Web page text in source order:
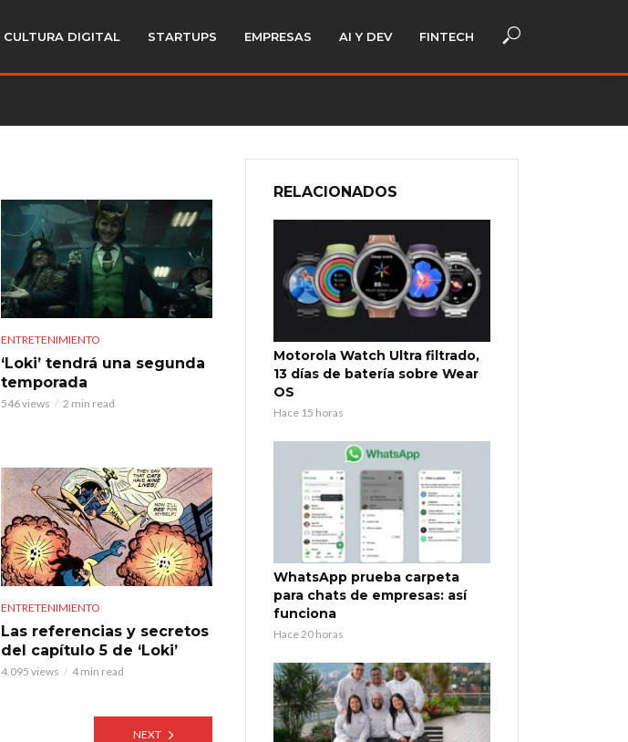
CULTURA DIGITAL STARTUPS EMPRESAS AI Y DEV FINTECH
ENTRETENIMIENTO
‘Loki’ tendrá una segunda
temporada
546 views 2 min read
ENTRETENIMIENTO
Las referencias y secretos
del capítulo 5 de ‘Loki’
4.095 views 4 min read
NEXT
RELACIONADOS
Motorola Watch Ultra filtrado,
13 días de batería sobre Wear
OS
Hace 15 horas
WhatsApp prueba carpeta
para chats de empresas: así
funciona
Hace 20 horas